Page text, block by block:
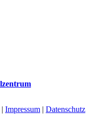
| Impressum | Datenschutz